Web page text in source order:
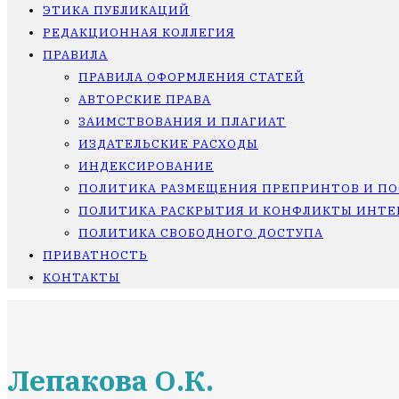
ЭТИКА ПУБЛИКАЦИЙ
РЕДАКЦИОННАЯ КОЛЛЕГИЯ
ПРАВИЛА
ПРАВИЛА ОФОРМЛЕНИЯ СТАТЕЙ
АВТОРСКИЕ ПРАВА
ЗАИМСТВОВАНИЯ И ПЛАГИАТ
ИЗДАТЕЛЬСКИЕ РАСХОДЫ
ИНДЕКСИРОВАНИЕ
ПОЛИТИКА РАЗМЕЩЕНИЯ ПРЕПРИНТОВ И
ПОЛИТИКА РАСКРЫТИЯ И КОНФЛИКТЫ
ПОЛИТИКА СВОБОДНОГО ДОСТУПА
ПРИВАТНОСТЬ
КОНТАКТЫ
Лепакова О.К.